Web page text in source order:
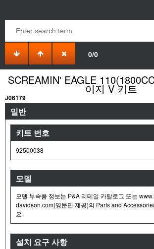
0/0
SCREAMIN' EAGLE
이지 V 키트
J06179
일반
키트 번호
92500038
모델
모델 부속품 정보는 P&A 리테일 카탈로그 또는
davidson.com(영문만 제공)의 Parts and
요.
설치 요구 사항